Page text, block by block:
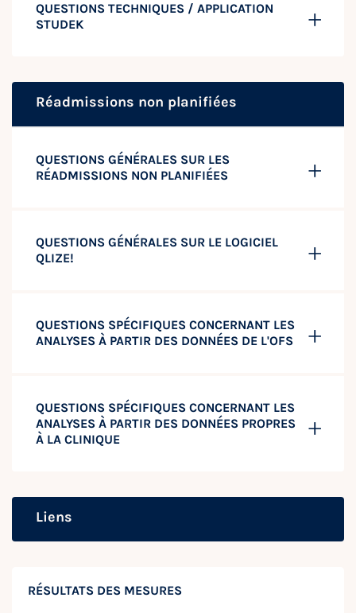
RÉSULTATS DES MESURES
QUESTIONS TECHNIQUES / APPLICATION
STUDEK
Réadmissions non planifiées
QUESTIONS GÉNÉRALES SUR LES
RÉADMISSIONS NON PLANIFIÉES
QUESTIONS GÉNÉRALES SUR LE LOGICIEL
QLIZE!
QUESTIONS SPÉCIFIQUES CONCERNANT LES
ANALYSES À PARTIR DES DONNÉES DE L'OFS
QUESTIONS SPÉCIFIQUES CONCERNANT LES
ANALYSES À PARTIR DES DONNÉES PROPRES
À LA CLINIQUE
Liens